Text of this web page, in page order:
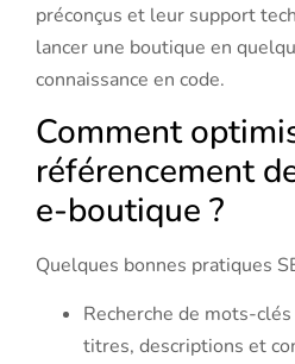
préconçus et leur support
lancer une boutique en
connaissance en code.
Comment
référencement
e-boutique ?
Quelques bonnes pratiques
Recherche de mots-
titres, descriptions et